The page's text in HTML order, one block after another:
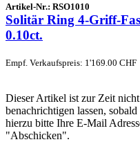
Artikel-Nr.: RSO1010
Solitär Ring 4-Griff-
0.10ct.
Empf. Verkaufspreis: 1'169.00 CHF
Dieser Artikel ist zur Zeit
benachrichtigen lassen,
hierzu bitte Ihre E-Mail
"Abschicken".